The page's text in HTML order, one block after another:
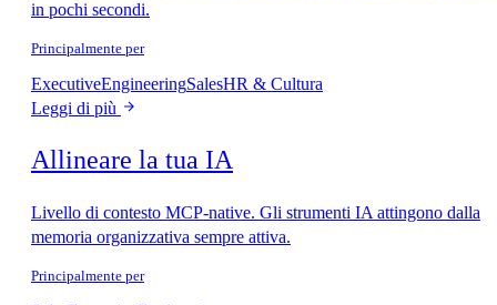
in pochi secondi.
Principalmente per
ExecutiveEngineeringSalesHR & Cultura
Leggi di più
Allineare la tua IA
Livello di contesto MCP-native. Gli strumenti IA attingono dalla
memoria organizzativa sempre attiva.
Principalmente per